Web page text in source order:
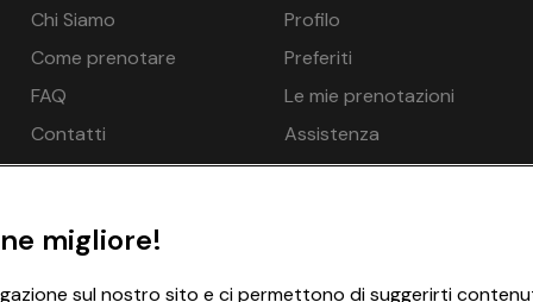
Chi Siamo
Come prenotare
FAQ
Contatti
Profilo
Preferiti
Le mie prenotazioni
Assistenza
migliore!
sul nostro sito e ci permettono di suggerirti